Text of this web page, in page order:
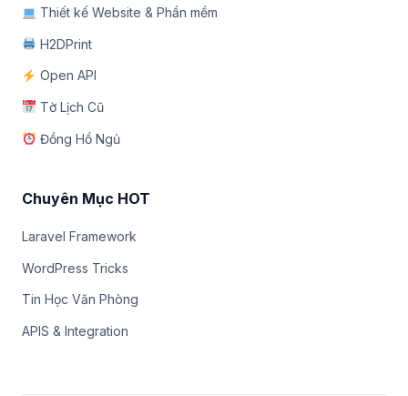
Thiết kế Website & Phần mềm
H2DPrint
Open API
Tờ Lịch Cũ
Đồng Hồ Ngủ
Chuyên Mục HOT
Laravel Framework
WordPress Tricks
Tin Học Văn Phòng
APIS & Integration